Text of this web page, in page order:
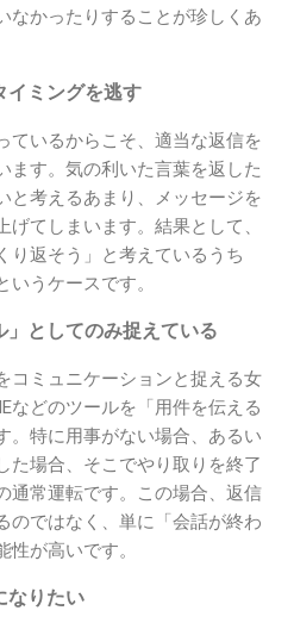
なかったりすることが珍しくあ
イミングを逃す
ているからこそ、適当な返信を
ます。気の利いた言葉を返した
と考えるあまり、メッセージを
てしまいます。結果として、
り返そう」と考えているうち
うケースです。
としてのみ捉えている
コミュニケーションと捉える女
などのツールを「用件を伝える
。特に用事がない場合、あるい
た場合、そこでやり取りを終了
通常運転です。この場合、返信
のではなく、単に「会話が終わ
が高いです。
なりたい